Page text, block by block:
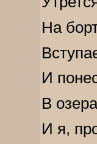
На
И
В
И я,